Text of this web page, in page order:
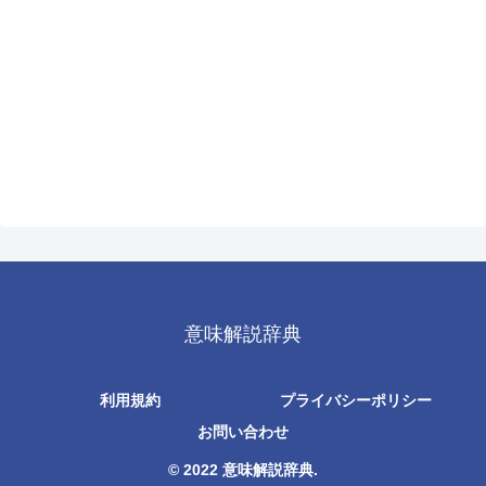
意味解説辞典
利用規約
プライバシーポリシー
お問い合わせ
© 2022 意味解説辞典.